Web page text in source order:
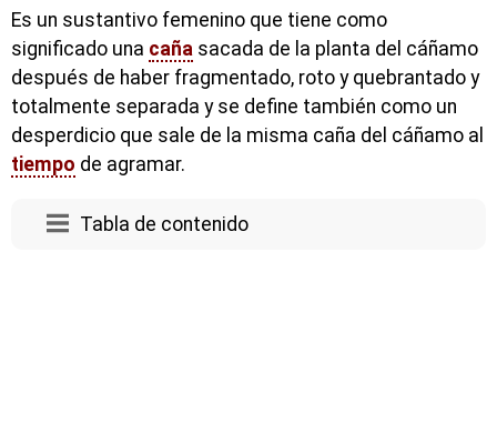
Es un sustantivo femenino que tiene como
significado una caña sacada de la planta del cáñamo
después de haber fragmentado, roto y quebrantado y
totalmente separada y se define también como un
desperdicio que sale de la misma caña del cáñamo al
tiempo de agramar.
Tabla de contenido